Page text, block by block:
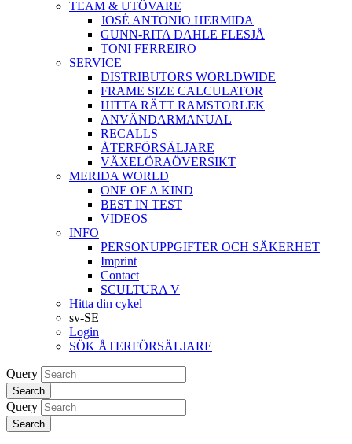
TEAM & UTÖVARE
JOSÉ ANTONIO HERMIDA
GUNN-RITA DAHLE FLESJÅ
TONI FERREIRO
SERVICE
DISTRIBUTORS WORLDWIDE
FRAME SIZE CALCULATOR
HITTA RÄTT RAMSTORLEK
ANVÄNDARMANUAL
RECALLS
ÅTERFÖRSÄLJARE
VÄXELÖRAÖVERSIKT
MERIDA WORLD
ONE OF A KIND
BEST IN TEST
VIDEOS
INFO
PERSONUPPGIFTER OCH SÄKERHET
Imprint
Contact
SCULTURA V
Hitta din cykel
sv-SE
Login
SÖK ÅTERFÖRSÄLJARE
Query
Search
Query
Search